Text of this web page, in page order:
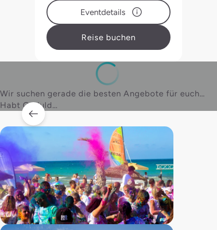
Eventdetails
Reise buchen
Wir suchen gerade die besten Angebote für euch…
Habt Geduld…